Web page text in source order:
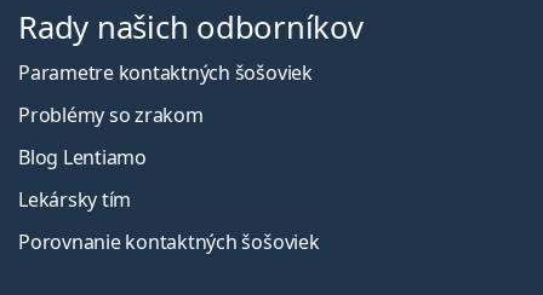
Rady našich odborníkov
Parametre kontaktných šošoviek
Problémy so zrakom
Blog Lentiamo
Lekársky tím
Porovnanie kontaktných šošoviek